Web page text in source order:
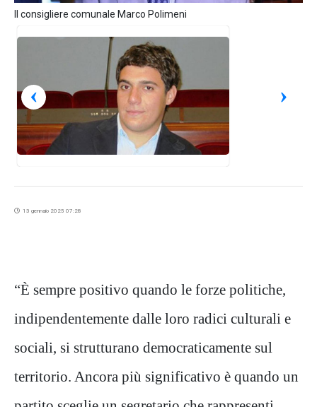
Il consigliere comunale Marco Polimeni
‹ ›
13 gennaio 2025 07:28
“È sempre positivo quando le forze politiche,
indipendentemente dalle loro radici culturali e
sociali, si strutturano democraticamente sul
territorio. Ancora più significativo è quando un